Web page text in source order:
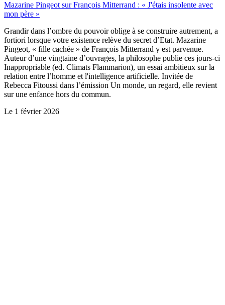
Mazarine Pingeot sur François Mitterrand : « J'étais insolente avec
mon père »
Grandir dans l’ombre du pouvoir oblige à se construire autrement, a
fortiori lorsque votre existence relève du secret d’Etat. Mazarine
Pingeot, « fille cachée » de François Mitterrand y est parvenue.
Auteur d’une vingtaine d’ouvrages, la philosophe publie ces jours-ci
Inappropriable (ed. Climats Flammarion), un essai ambitieux sur la
relation entre l’homme et l'intelligence artificielle. Invitée de
Rebecca Fitoussi dans l’émission Un monde, un regard, elle revient
sur une enfance hors du commun.
Le 1 février 2026